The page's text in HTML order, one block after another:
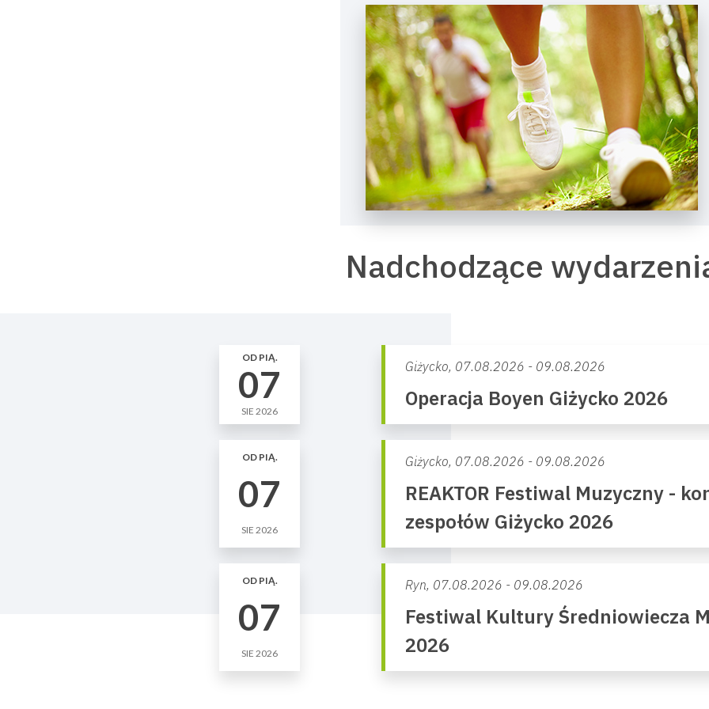
Nadchodzące
OD PIĄ.
07
SIE 2026
Giżycko, 07.08.2026 - 09.08.2026
Operacja Boyen Giżycko 2026
OD PIĄ.
07
SIE 2026
Giżycko, 07.08.2026 - 09.08.2026
REAKTOR Festiwal Muzyczny -
zespołów Giżycko 2026
OD PIĄ.
07
SIE 2026
Ryn, 07.08.2026 - 09.08.2026
Festiwal Kultury Średniowiecza
2026